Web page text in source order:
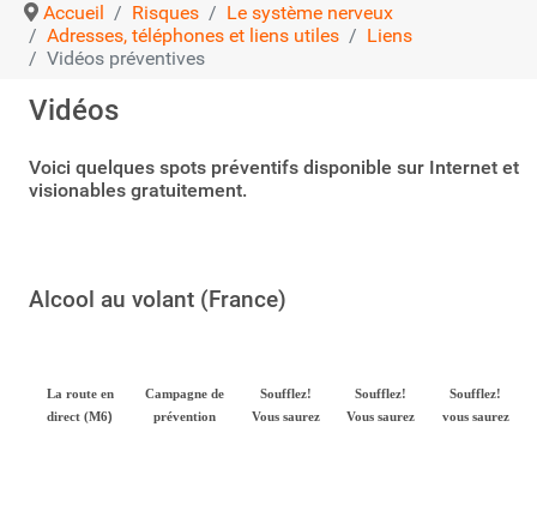
Accueil Risques
Le système nerveux
Adresses, téléphones et liens utiles
Liens
Vidéos préventives
Vidéos
Voici quelques spots préventifs disponible sur Internet et
visionables gratuitement.
Alcool au volant (France)
La route en
direct (M6)
Campagne de
prévention
Soufflez!
Vous saurez
Soufflez!
Vous saurez
Soufflez!
vous saurez